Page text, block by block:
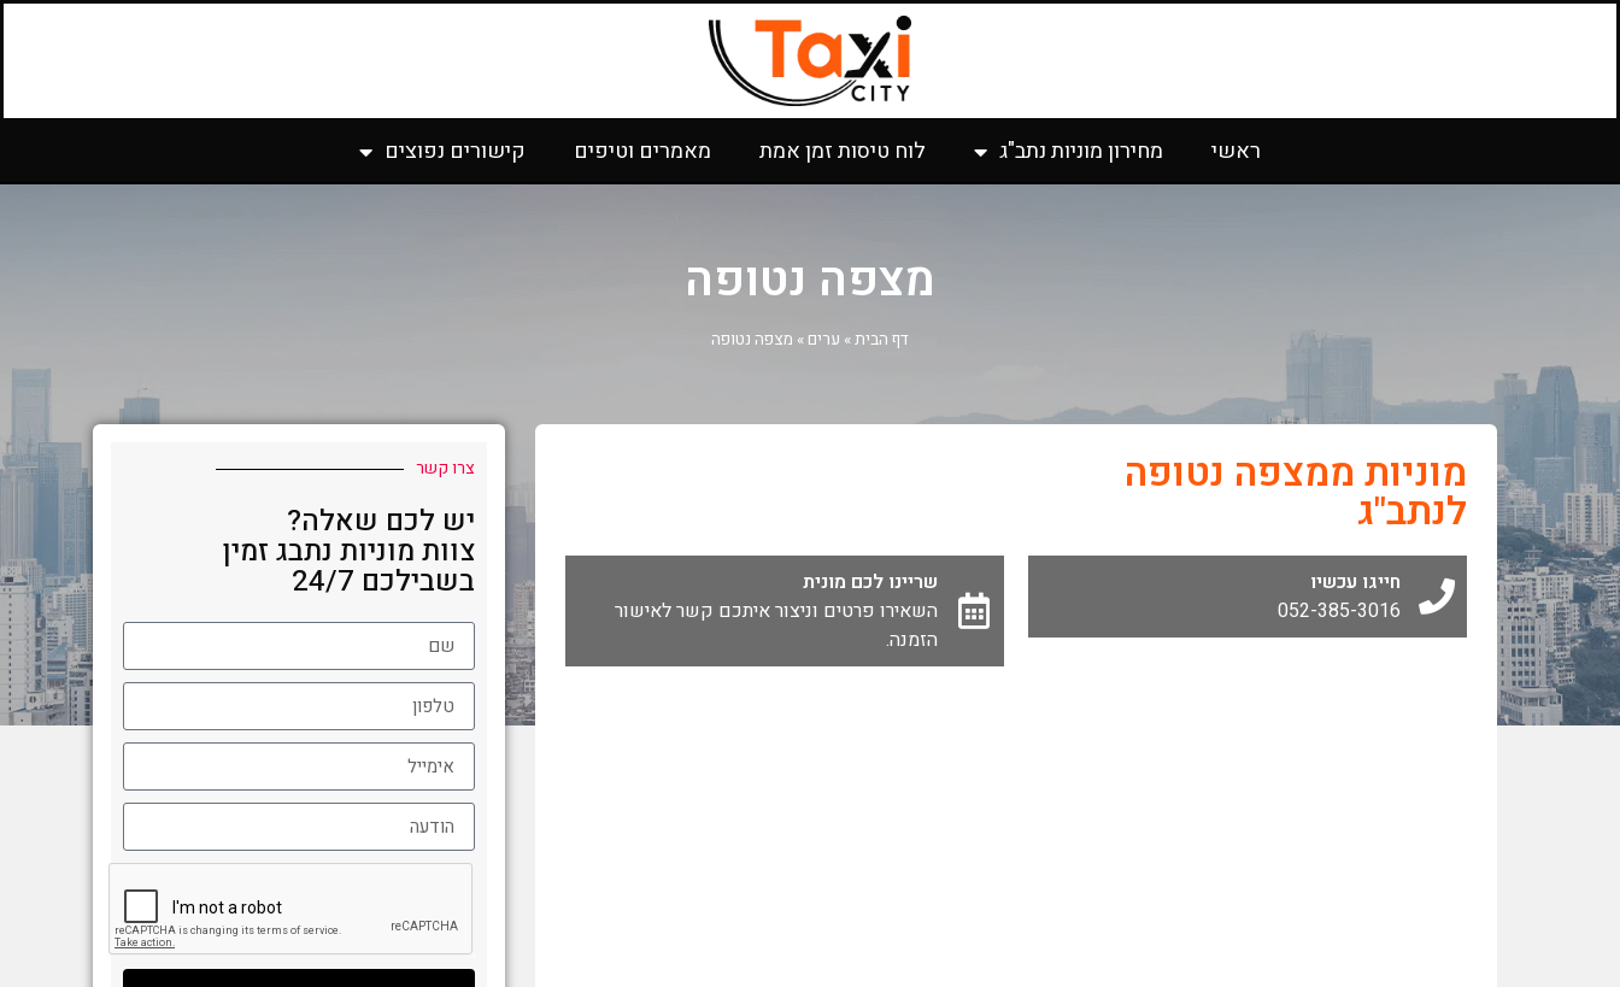
ראשי מחירון מוניות נתב"ג לוח טיסות זמן אמת מאמרים וטיפים קישורים נפוצים
מצפה נטופה
דף הבית» ערים » מצפה נטופה
מוניות ממצפה נטופה
לנתב"ג
חייגו עכשיו
052-385-3016
שריינו לכם מונית
השאירו פרטים וניצור איתכם קשר לאישור
הזמנה.
צרו קשר
יש לכם שאלה?
צוות מוניות נתבג זמין
בשבילכם 24/7